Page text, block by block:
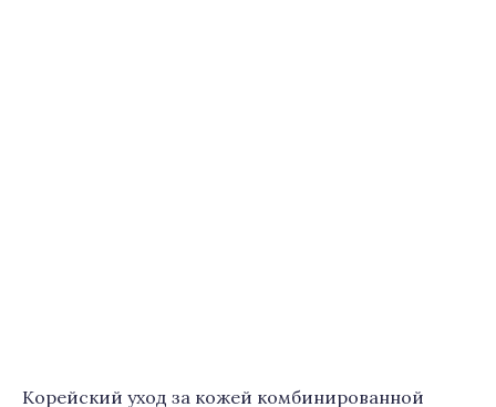
Корейский уход за кожей комбинированной